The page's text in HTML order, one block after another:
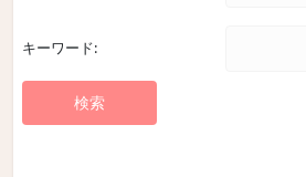
キーワード: